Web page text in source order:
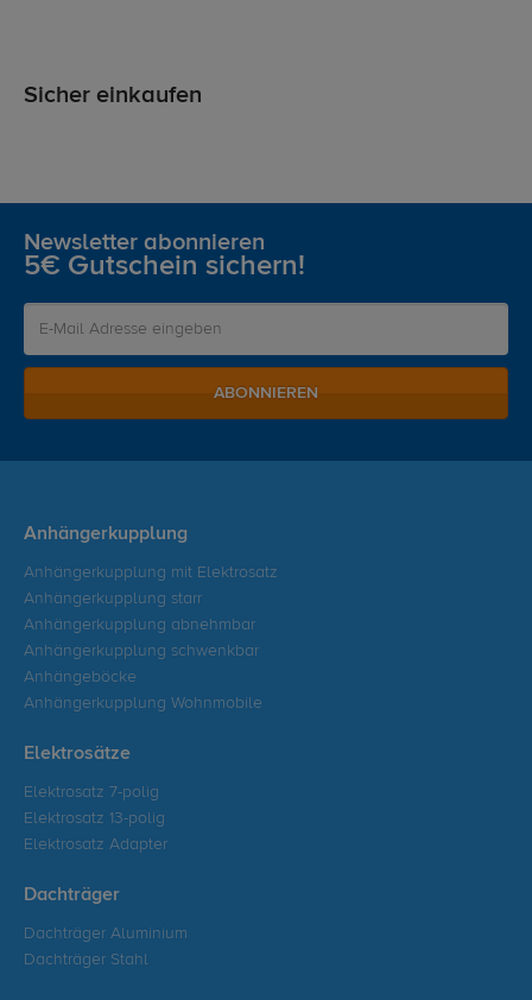
Sicher einkaufen
Newsletter abonnieren
5€ Gutschein sichern!
ABONNIEREN
Anhängerkupplung
Anhängerkupplung mit Elektrosatz
Anhängerkupplung starr
Anhängerkupplung abnehmbar
Anhängerkupplung schwenkbar
Anhängeböcke
Anhängerkupplung Wohnmobile
Elektrosätze
Elektrosatz 7-polig
Elektrosatz 13-polig
Elektrosatz Adapter
Dachträger
Dachträger Aluminium
Dachträger Stahl